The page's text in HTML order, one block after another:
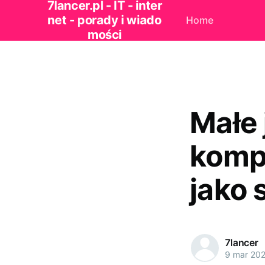
7lancer.pl - IT - inter
net - porady i wiado
mości
Home
jako
7lancer
9 mar